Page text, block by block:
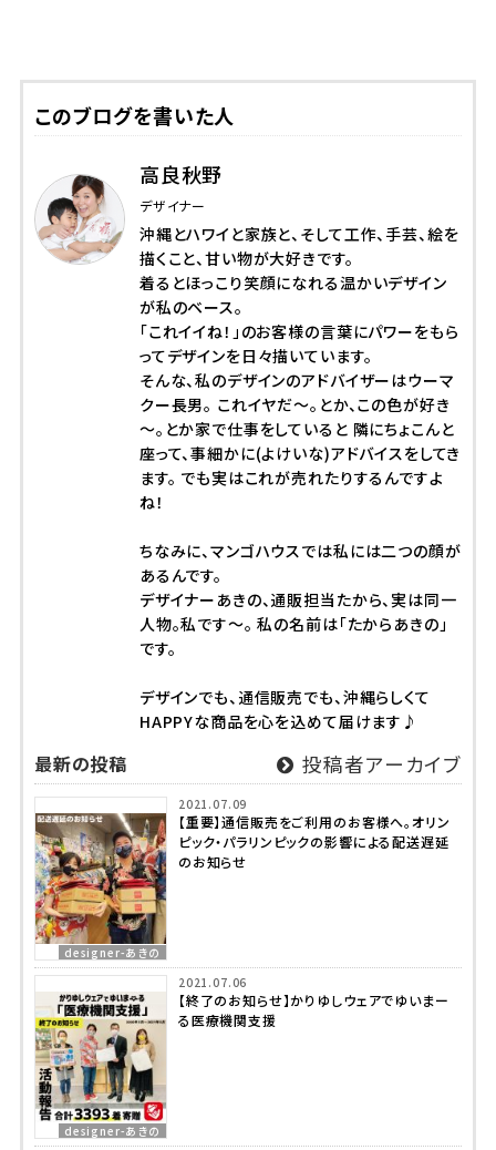
このブログを書いた人
高良秋野
デザイナー
沖縄とハワイと家族と、そして工作、手芸、絵を
描くこと、甘い物が大好きです。
着るとほっこり笑顔になれる温かいデザイン
が私のベース。
「これイイね！」のお客様の言葉にパワーをもら
ってデザインを日々描いています。
そんな、私のデザインのアドバイザーはウーマ
クー長男。 これイヤだ～。とか、この色が好き
～。とか家で仕事をしていると 隣にちょこんと
座って、事細かに(よけいな)アドバイスをしてき
ます。 でも実はこれが売れたりするんですよ
ね！
ちなみに、マンゴハウスでは私には二つの顔が
あるんです。
デザイナーあきの、通販担当たから、実は同一
人物。私です～。 私の名前は「たからあきの」
です。
デザインでも、通信販売でも、沖縄らしくて
HAPPYな商品を心を込めて届けます♪
最新の投稿 投稿者アーカイブ
designer-あきの
2021.07.09
【重要】通信販売をご利用のお客様へ。オリン
ピック・パラリンピックの影響による配送遅延
のお知らせ
designer-あきの
2021.07.06
【終了のお知らせ】かりゆしウェアでゆいまー
る医療機関支援